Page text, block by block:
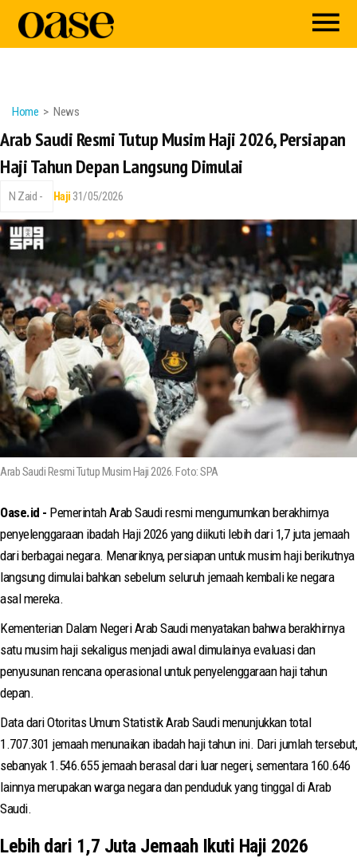
Home News
Arab Saudi Resmi Tutup Musim Haji 2026, Persiapan
Haji Tahun Depan Langsung Dimulai
N Zaid - Haji 31/05/2026
Arab Saudi Resmi Tutup Musim Haji 2026. Foto: SPA
Oase.id - Pemerintah Arab Saudi resmi mengumumkan berakhirnya
penyelenggaraan ibadah Haji 2026 yang diikuti lebih dari 1,7 juta jemaah
dari berbagai negara. Menariknya, persiapan untuk musim haji berikutnya
langsung dimulai bahkan sebelum seluruh jemaah kembali ke negara
asal mereka.
Kementerian Dalam Negeri Arab Saudi menyatakan bahwa berakhirnya
satu musim haji sekaligus menjadi awal dimulainya evaluasi dan
penyusunan rencana operasional untuk penyelenggaraan haji tahun
depan.
Data dari Otoritas Umum Statistik Arab Saudi menunjukkan total
1.707.301 jemaah menunaikan ibadah haji tahun ini. Dari jumlah tersebut,
sebanyak 1.546.655 jemaah berasal dari luar negeri, sementara 160.646
lainnya merupakan warga negara dan penduduk yang tinggal di Arab
Saudi.
Lebih dari 1,7 Juta Jemaah Ikuti Haji 2026